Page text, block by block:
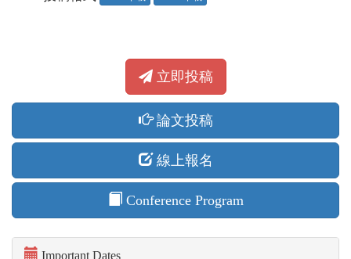
立即投稿
論文投稿
線上報名
Conference Program
Important Dates